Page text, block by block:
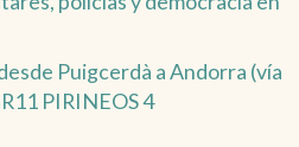
Puigcerdà a Andorra (vía
PIRINEOS 4